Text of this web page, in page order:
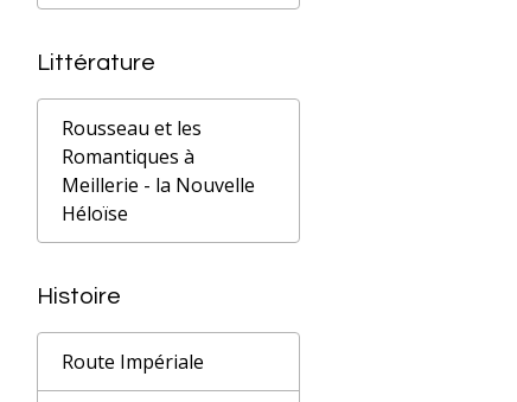
Littérature
Rousseau et les
Romantiques à
Meillerie - la Nouvelle
Héloïse
Histoire
Route Impériale